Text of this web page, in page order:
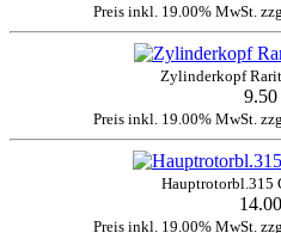
Preis inkl. 19.00% MwSt.
Zylinderkopf
9.50
Preis inkl. 19.00% MwSt.
Hauptrotorbl.315
Preis inkl. 19.00% MwSt.